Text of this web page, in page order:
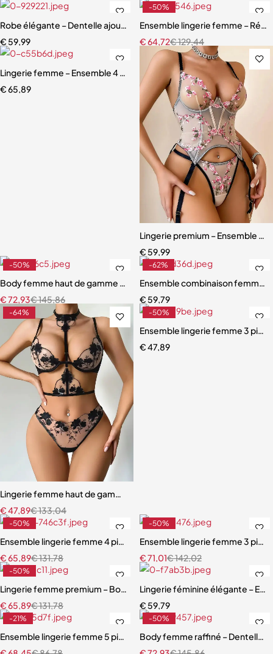
Robe élégante – Dentelle ajourée avec fente haute et effet
€ 59,99
-50%
Ensemble lingerie femme –
€129,44
€64,72
Lingerie femme – Ensemble 4 pièces avec bas assortis et dentelle
€65,89
Lingerie premium – Ensemble
€ 59,99
-50%
Body femme haut de gamme – Lingerie en maille au design raffiné
€145,86
€72,93
-62%
Ensemble combinaison femme
€ 59,79
-64%
Lingerie femme haut de gamme – Soutien-gorge à armatures et
€133,04
€47,89
-50%
Ensemble lingerie femme 3
€47,89
-50%
Ensemble lingerie femme 4 pièces – Dentelle noire avec soutien-
€131,78
€65,89
-50%
Ensemble lingerie femme 3
€142,02
€71,01
-50%
Lingerie femme premium – Body en dentelle florale avec
€131,78
€65,89
Lingerie féminine élégante –
€ 59,79
-21%
Ensemble lingerie femme 5 pièces – Dentelle brodée avec cache-
-50%
Body femme raffiné – Dentelle,